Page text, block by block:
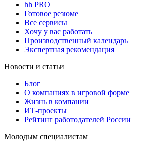
hh PRO
Готовое резюме
Все сервисы
Хочу у вас работать
Производственный календарь
Экспертная рекомендация
Новости и статьи
Блог
О компаниях в игровой форме
Жизнь в компании
ИТ-проекты
Рейтинг работодателей России
Молодым специалистам